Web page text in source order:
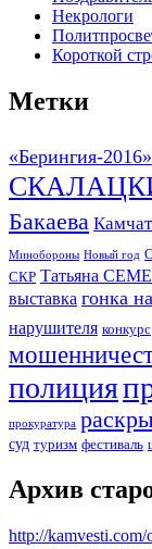
Некрологи
Короткой
Метки
«Берингия-2016»
Бакаева
Минобороны Новый год
СКР Татьяна
выставка гонка
нарушителя конкурс
полиция
прокуратура
суд туризм фестиваль
Архив
http://kamvesti.com/